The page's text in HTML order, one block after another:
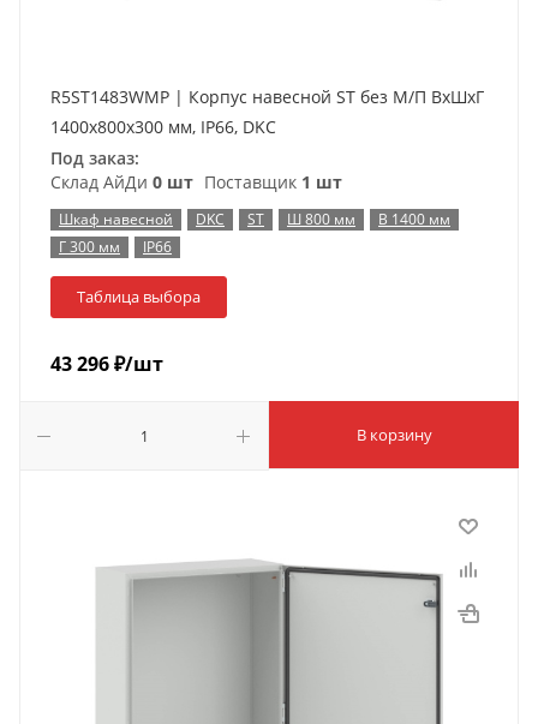
R5ST1483WMP | Корпус навесной ST без М/П ВxШxГ
1400x800x300 мм, IP66, DKC
Под заказ:
Склад АйДи 0 шт Поставщик 1 шт
Шкаф навесной DKC ST Ш 800 мм
В 1400 мм
Г 300 мм
IP66
Таблица выбора
43 296₽/шт
В корзину